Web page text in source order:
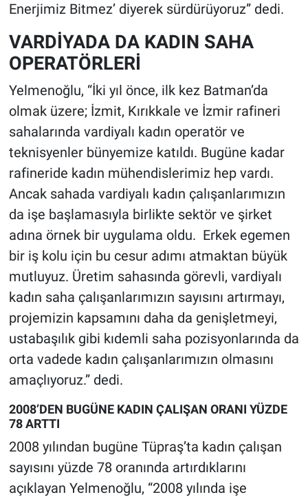
Enerjimiz Bitmez’ diyerek sürdürüyoruz” dedi.
VARDİYADA DA KADIN SAHA
OPERATÖRLERİ
Yelmenoğlu, “İki yıl önce, ilk kez Batman’da
olmak üzere; İzmit, Kırıkkale ve İzmir rafineri
sahalarında vardiyalı kadın operatör ve
teknisyenler bünyemize katıldı. Bugüne kadar
rafineride kadın mühendislerimiz hep vardı.
Ancak sahada vardiyalı kadın çalışanlarımızın
da işe başlamasıyla birlikte sektör ve şirket
adına örnek bir uygulama oldu. Erkek egemen
bir iş kolu için bu cesur adımı atmaktan büyük
mutluyuz. Üretim sahasında görevli, vardiyalı
kadın saha çalışanlarımızın sayısını artırmayı,
projemizin kapsamını daha da genişletmeyi,
ustabaşılık gibi kıdemli saha pozisyonlarında da
orta vadede kadın çalışanlarımızın olmasını
amaçlıyoruz.” dedi.
2008’DEN BUGÜNE KADIN ÇALIŞAN ORANI YÜZDE
78 ARTTI
2008 yılından bugüne Tüpraş’ta kadın çalışan
sayısını yüzde 78 oranında artırdıklarını
açıklayan Yelmenoğlu, “2008 yılında işe